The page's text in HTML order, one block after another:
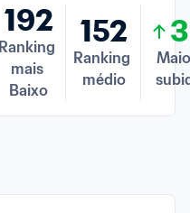
192
Ranking
mais
Baixo
152
Ranking
médio